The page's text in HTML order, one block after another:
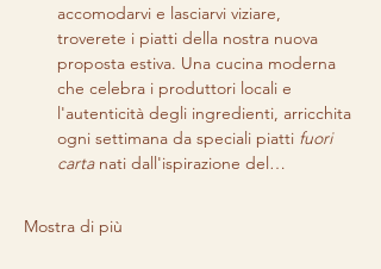
accomodarvi e lasciarvi viziare,
troverete i piatti della nostra nuova
proposta estiva. Una cucina moderna
che celebra i produttori locali e
l'autenticità degli ingredienti, arricchita
ogni settimana da speciali piatti fuori
carta nati dall'ispirazione del…
Mostra di più